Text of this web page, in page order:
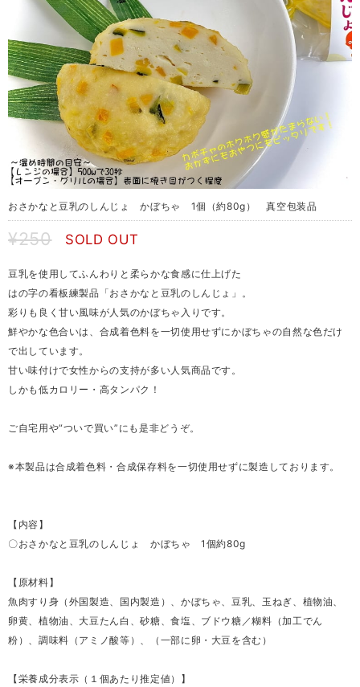
おさかなと豆乳のしんじょ かぼちゃ 1個（約80g） 真空包装品
¥250 SOLD OUT
豆乳を使用してふんわりと柔らかな食感に仕上げた
はの字の看板練製品「おさかなと豆乳のしんじょ」。
彩りも良く甘い風味が人気のかぼちゃ入りです。
鮮やかな色合いは、合成着色料を一切使用せずにかぼちゃの自然な色だけ
で出しています。
甘い味付けで女性からの支持が多い人気商品です。
しかも低カロリー・高タンパク！
ご自宅用や“ついで買い”にも是非どうぞ。
※本製品は合成着色料・合成保存料を一切使用せずに製造しております。
【内容】
〇おさかなと豆乳のしんじょ かぼちゃ 1個約80g
【原材料】
魚肉すり身（外国製造、国内製造）、かぼちゃ、豆乳、玉ねぎ、植物油、
卵黄、植物油、大豆たん白、砂糖、食塩、ブドウ糖／糊料（加工でん
粉）、調味料（アミノ酸等）、（一部に卵・大豆を含む）
【栄養成分表示（１個あたり推定値）】